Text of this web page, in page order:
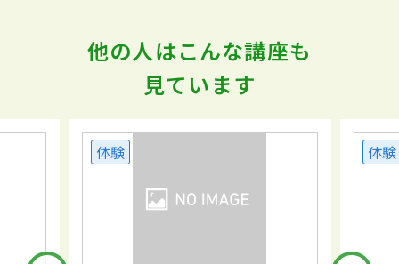
他の人はこんな講座も
見ています
体験 体験